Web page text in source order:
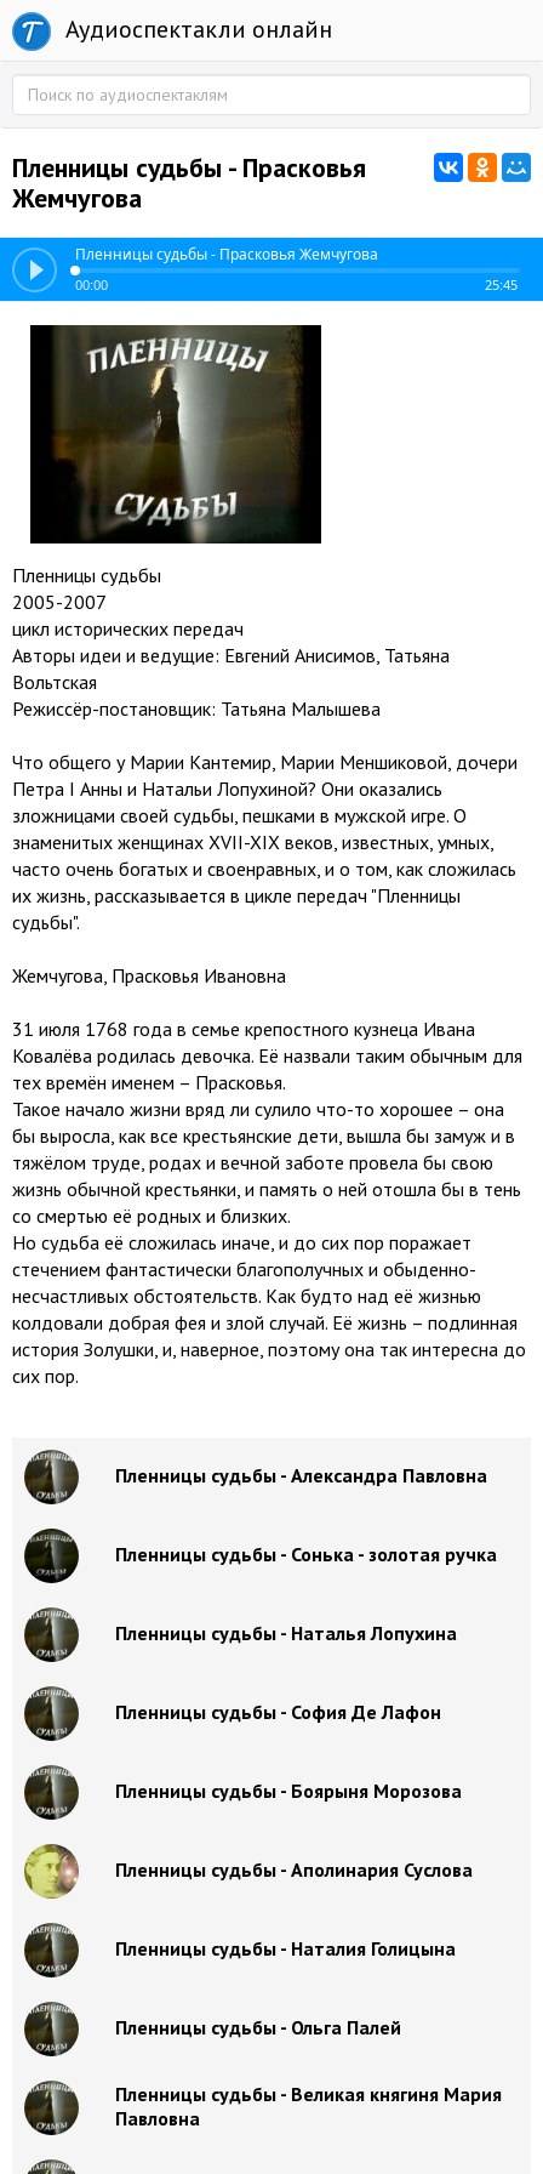
Аудиоспектакли онлайн
Пленницы судьбы - Прасковья
Жемчугова
Пленницы судьбы - Прасковья Жемчугова
00:00 25:45
Пленницы судьбы
2005-2007
цикл исторических передач
Авторы идеи и ведущие: Евгений Анисимов, Татьяна
Вольтская
Режиссёр-постановщик: Татьяна Малышева
Что общего у Марии Кантемир, Марии Меншиковой, дочери
Петра I Анны и Натальи Лопухиной? Они оказались
зложницами своей судьбы, пешками в мужской игре. О
знаменитых женщинах XVII-XIX веков, известных, умных,
часто очень богатых и своенравных, и о том, как сложилась
их жизнь, рассказывается в цикле передач "Пленницы
судьбы".
Жемчугова, Прасковья Ивановна
31 июля 1768 года в семье крепостного кузнеца Ивана
Ковалёва родилась девочка. Её назвали таким обычным для
тех времён именем – Прасковья.
Такое начало жизни вряд ли сулило что-то хорошее – она
бы выросла, как все крестьянские дети, вышла бы замуж и в
тяжёлом труде, родах и вечной заботе провела бы свою
жизнь обычной крестьянки, и память о ней отошла бы в тень
со смертью её родных и близких.
Но судьба её сложилась иначе, и до сих пор поражает
стечением фантастически благополучных и обыденно-
несчастливых обстоятельств. Как будто над её жизнью
колдовали добрая фея и злой случай. Её жизнь – подлинная
история Золушки, и, наверное, поэтому она так интересна до
сих пор.
Пленницы судьбы - Александра Павловна
Пленницы судьбы - Сонька - золотая ручка
Пленницы судьбы - Наталья Лопухина
Пленницы судьбы - София Де Лафон
Пленницы судьбы - Боярыня Морозова
Пленницы судьбы - Аполинария Суслова
Пленницы судьбы - Наталия Голицына
Пленницы судьбы - Ольга Палей
Пленницы судьбы - Великая княгиня Мария
Павловна